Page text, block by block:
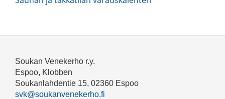
Soukan Venekerho r.y.
Espoo, Klobben
Soukanlahdentie 15, 02360 Espoo
svk@soukanvenekerho.fi